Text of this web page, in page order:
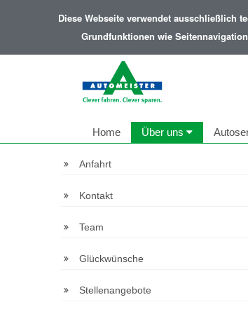
Diese Webseite verwendet ausschließlich
Grundfunktionen wie
Home Über uns
Anfahrt
Kontakt
Team
Glückwünsche
Stellenangebote